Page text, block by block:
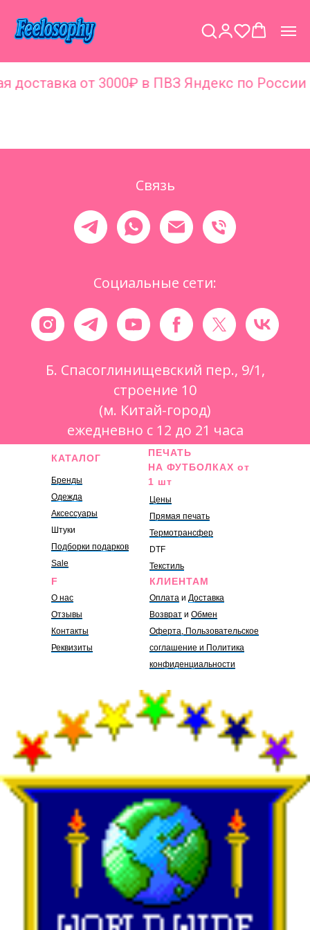
доставка от 3000₽ в ПВЗ Яндекс по России
Связь
Социальные сети:
Б. Спасоглинищевский пер., 9/1,
строение 10
(м. Китай-город)
ежедневно с 12 до 21 часа
КАТАЛОГ
Бренды
Одежда
Аксессуары
Штуки
Подборки подарков
Sale
ПЕЧАТЬ
НА ФУТБОЛКАХ от
1 шт
Цены
Прямая печать
Термотрансфер
DTF
Текстиль
F
О нас
Отзывы
Контакты
Реквизиты
КЛИЕНТАМ
Оплата и Доставка
Возврат и Обмен
Оферта, Пользовательское
соглашение и Политика
конфиденциальности